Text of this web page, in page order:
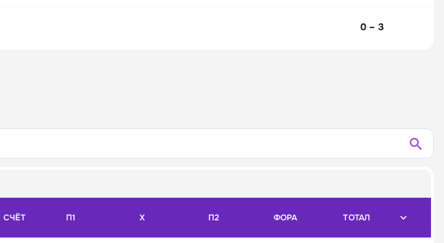
0 – 3
СЧЁТ П1 X П2 ФОРА ТОТАЛ